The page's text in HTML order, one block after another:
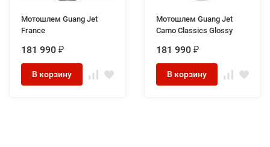
Мотошлем Guang Jet
France
181 990 ₽
В корзину
Мотошлем Guang Jet
Camo Classics Glossy
181 990 ₽
В корзину